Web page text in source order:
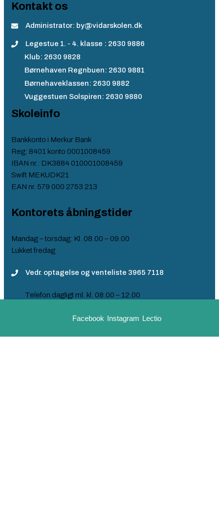
Kontakt os
Administrator: by@vidarskolen.dk
Legestue 1. - 4. klasse : 2630 9886
Klub: 2630 9828
Børnehaven Regnbuen: 2630 9881
Børnehaveklassen: 2630 9882
Vuggestuen Solspiren: 2630 9880
Skoleinfo
Bankkonto i Merkur Bank
Reg: 8401 konto 0001008459
IBAN nr.: DK3884 010001008459
Swift MEKUDK21
EAN nr. 579 000 2753 213​
Kontorets åbningstider
Mandag – torsdag: Kl. 08.00 – 09.00
Lukket fredag​
Vedr. optagelse og venteliste 3965 7118
Telefon dagligt ml. kl. 08.00 – 12.00
Facebook Instagram Lectio